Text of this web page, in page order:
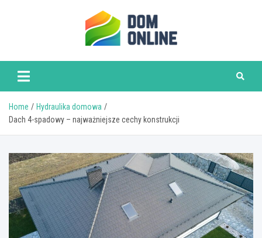
www.domonline.pl
Home
Hydraulika domowa
Dach 4-spadowy – najważniejsze cechy konstrukcji